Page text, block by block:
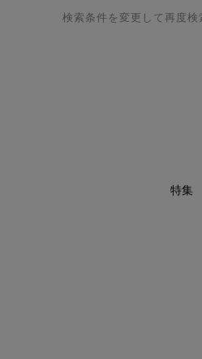
検索条件を変更して再度検
特集